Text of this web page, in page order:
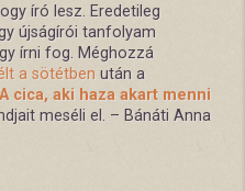
író lesz. Eredetileg
újságírói tanfolyam
írni fog. Méghozzá
a sötétben után a
A cica, aki haza akart menni
meséli el. – Bánáti Anna